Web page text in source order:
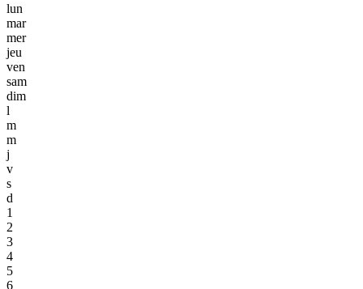
lun
mar
mer
jeu
ven
sam
dim
l
m
m
j
v
s
d
1
2
3
4
5
6